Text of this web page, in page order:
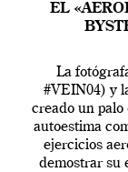
EL
La
#VEIN04) y
creado un
autoestima
ejercicios
demostrar su